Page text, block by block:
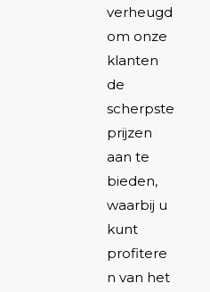
verheugd
om onze
klanten
de
scherpste
prijzen
aan te
bieden,
waarbij u
kunt
profitere
n van het